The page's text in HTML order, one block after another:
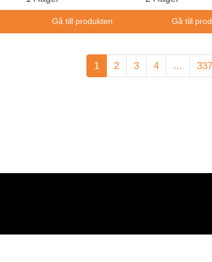
Gå till produkten Gå till
1 2 3 4 ... 337